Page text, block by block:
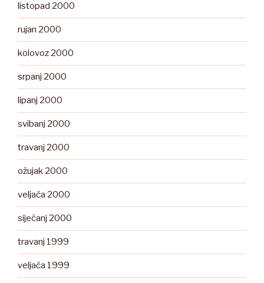
listopad 2000
rujan 2000
kolovoz 2000
srpanj 2000
lipanj 2000
svibanj 2000
travanj 2000
ožujak 2000
veljača 2000
siječanj 2000
travanj 1999
veljača 1999